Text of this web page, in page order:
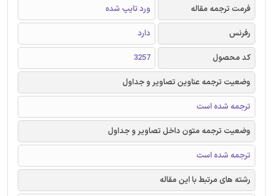
فرمت ترجمه مقاله
ورد تایپ شده
رفرنس
دارد
کد محصول
3257
وضعیت ترجمه عناوین تصاویر و جداول
ترجمه شده است
وضعیت ترجمه متون داخل تصاویر و جداول
ترجمه شده است
رشته های مرتبط با این مقاله